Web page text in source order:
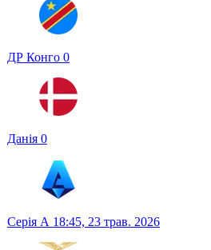
ДР Конго 0
Данія 0
Серія А 18:45, 23 трав. 2026